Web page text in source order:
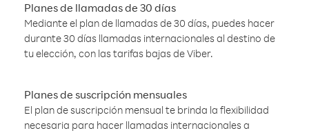
Planes de llamadas de 30 días
Mediante el plan de llamadas de 30 días, puedes hacer
durante 30 días llamadas internacionales al destino de
tu elección, con las tarifas bajas de Viber.
Planes de suscripción mensuales
El plan de suscripción mensual te brinda la flexibilidad
necesaria para hacer llamadas internacionales a